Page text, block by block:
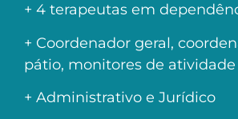
+ 4 terapeutas em
+ Coordenador geral,
pátio, monitores de atividade
+ Administrativo e Jurídico